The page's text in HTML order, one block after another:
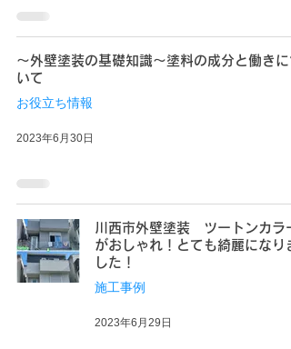
〜外壁塗装の基礎知識〜塗料の成分と働きに
いて
お役立ち情報
2023年6月30日
川西市外壁塗装 ツートンカラ
がおしゃれ！とても綺麗になり
した！
施工事例
2023年6月29日